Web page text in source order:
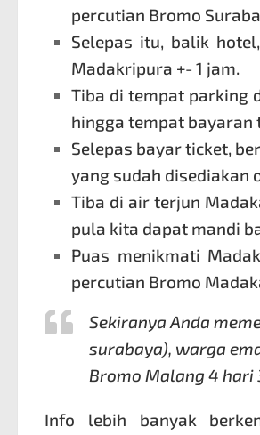
percutian Bromo
Selepas itu, balik
Madakripura +- 1 jam.
Tiba di tempat parking
hingga tempat
Selepas bayar ticket,
yang sudah disediakan
Tiba di air terjun
pula kita dapat mandi
Puas menikmati
percutian Bromo
Sekiranya Anda
surabaya), warga
Bromo Malang 4 hari
Info lebih banyak